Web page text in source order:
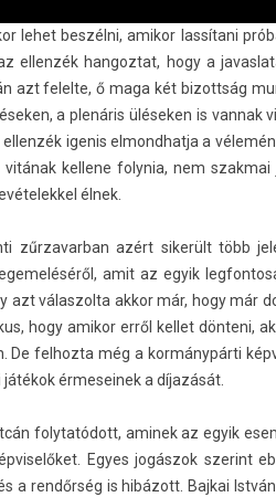
lehet beszélni, amikor lassítani
el­lenzék han­goz­tat, hogy a
azt felel­te, ő maga két bi­zottság
a plenáris üléseken is van­nak
igenis el­mondhat­ja a
kel­lene folynia, nem szak­mai
élnek.
zűr­zavar­ban azért sikerült több
amit az egyik
azt válas­zolta akkor már, hogy már
hogy amikor erről kel­let dönteni,
De fel­hozta még a kormánypárti
érmeseinek a díjazását.
folytatódott, aminek az egyik
Egyes jogászok szerint
a rendőrség is hibázott. Baj­kai